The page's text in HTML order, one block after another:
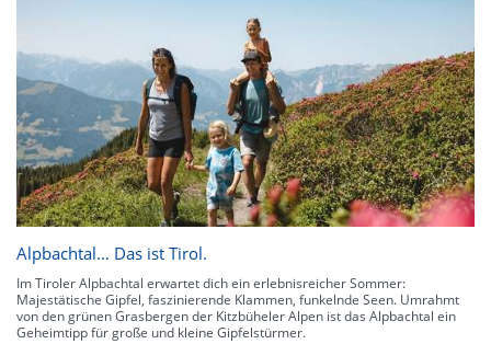
Alpbachtal… Das ist Tirol.
Im Tiroler Alpbachtal erwartet dich ein erlebnisreicher Sommer:
Majestätische Gipfel, faszinierende Klammen, funkelnde Seen. Umrahmt
von den grünen Grasbergen der Kitzbüheler Alpen ist das Alpbachtal ein
Geheimtipp für große und kleine Gipfelstürmer.